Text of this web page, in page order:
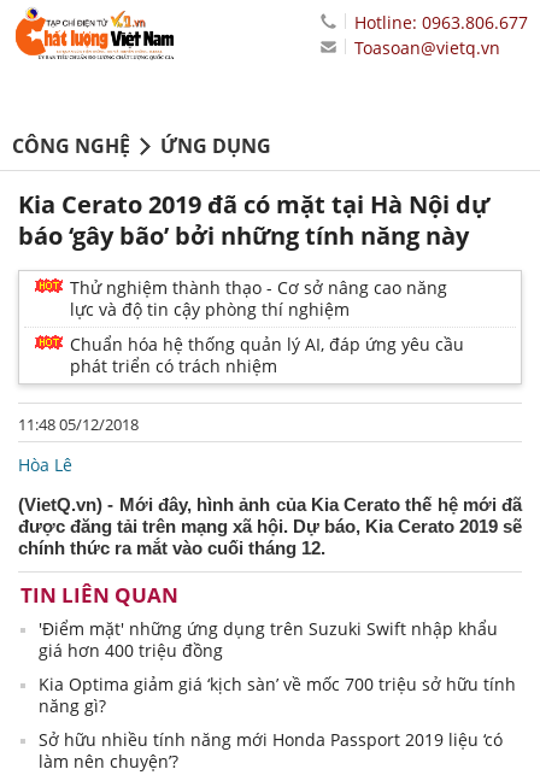
Hotline: 0963.806.677
Toasoan@vietq.vn
CÔNG NGHỆ ỨNG DỤNG
Kia Cerato 2019 đã có mặt tại Hà Nội dự
báo ‘gây bão’ bởi những tính năng này
Thử nghiệm thành thạo - Cơ sở nâng cao năng
lực và độ tin cậy phòng thí nghiệm
Chuẩn hóa hệ thống quản lý AI, đáp ứng yêu cầu
phát triển có trách nhiệm
11:48 05/12/2018
Hòa Lê
(VietQ.vn) - Mới đây, hình ảnh của Kia Cerato thế hệ mới đã
được đăng tải trên mạng xã hội. Dự báo, Kia Cerato 2019 sẽ
chính thức ra mắt vào cuối tháng 12.
TIN LIÊN QUAN
'Điểm mặt' những ứng dụng trên Suzuki Swift nhập khẩu
giá hơn 400 triệu đồng
Kia Optima giảm giá ‘kịch sàn’ về mốc 700 triệu sở hữu tính
năng gì?
Sở hữu nhiều tính năng mới Honda Passport 2019 liệu ‘có
làm nên chuyện’?